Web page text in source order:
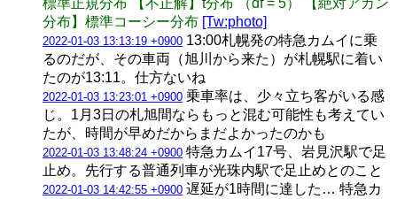
標準正規分布 【不正解】t分布 （df = 5） 【絶対アカン
分布】標準コーシー分布 [Tw:photo]
2022-01-03 13:13:19 +0900 13:00札幌発の特急カムイに乗
るのだが、その車両（旭川から来た）が札幌駅に着い
たのが13:11。仕方ないね
2022-01-03 13:23:01 +0900 乗車率は、少々立ち客がいる感
じ。1月3日の札旭間ならもっと混む可能性も考えてい
たが、時間が早めだからまだよかったのかも
2022-01-03 13:48:24 +0900 特急カムイ17号、岩見沢駅で足
止め。先行する普通列車が光珠内駅で足止めとのこと
2022-01-03 14:42:55 +0900 遅延が1時間に達した… 特急カ